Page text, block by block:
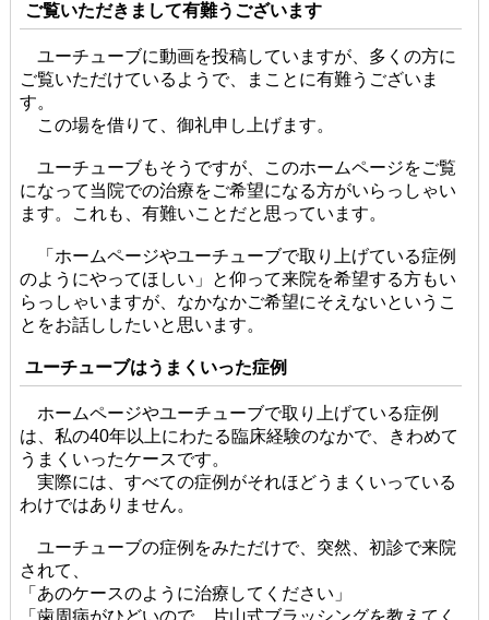
ご覧いただきまして有難うございます
ユーチューブに動画を投稿していますが、多くの方に
ご覧いただけているようで、まことに有難うございま
す。
この場を借りて、御礼申し上げます。
ユーチューブもそうですが、このホームページをご覧
になって当院での治療をご希望になる方がいらっしゃい
ます。これも、有難いことだと思っています。
「ホームページやユーチューブで取り上げている症例
のようにやってほしい」と仰って来院を希望する方もい
らっしゃいますが、なかなかご希望にそえないというこ
とをお話ししたいと思います。
ユーチューブはうまくいった症例
ホームページやユーチューブで取り上げている症例
は、私の40年以上にわたる臨床経験のなかで、きわめて
うまくいったケースです。
実際には、すべての症例がそれほどうまくいっている
わけではありません。
ユーチューブの症例をみただけで、突然、初診で来院
されて、
「あのケースのように治療してください」
「歯周病がひどいので、片山式ブラッシングを教えてく